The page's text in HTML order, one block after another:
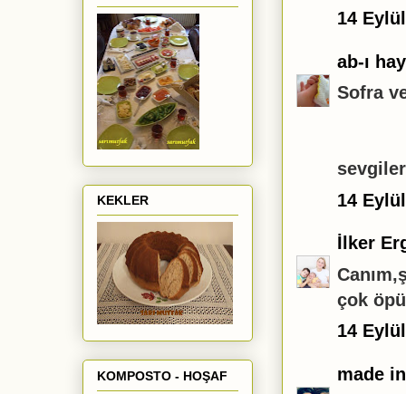
14
ab-ı
Sofra
14
İlker
çok
14
made
KEKLER
KOMPOSTO - HOŞAF